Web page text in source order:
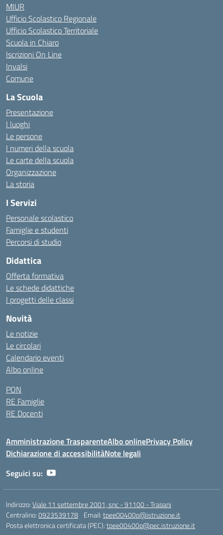
MIUR
Ufficio Scolastico Regionale
Ufficio Scolastico Territoriale
Scuola in Chiaro
Iscrizioni On Line
Invalsi
Comune
La Scuola
Presentazione
I luoghi
Le persone
I numeri della scuola
Le carte della scuola
Organizzazione
La storia
I Servizi
Personale scolastico
Famiglie e studenti
Percorsi di studio
Didattica
Offerta formativa
Le schede didattiche
I progetti delle classi
Novità
Le notizie
Le circolari
Calendario eventi
Albo online
PON
RE Famiglie
RE Docenti
Amministrazione TrasparenteAlbo onlinePrivacy Policy
Dichiarazione di accessibilitàNote legali
Seguici su:
Indirizzo:Viale 11 settembre 2001, snc - 91100 - Trapani
Centralino:0923539178 Email:tpee00400p@istruzione.it
Posta elettronica certificata (PEC):tpee00400p@pec.istruzione.it